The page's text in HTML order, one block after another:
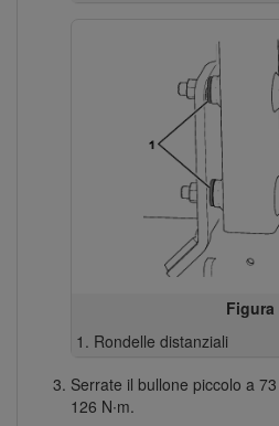
Figura
Rondelle distanziali
Serrate il bullone piccolo a
126 N∙m.